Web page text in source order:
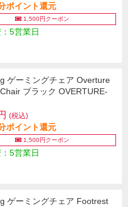
ポイント還元
1,500円クーポン
5営業日
ゲーミングチェア Overture
ブラック OVERTURE-
(税込)
ポイント還元
1,500円クーポン
5営業日
ゲーミングチェア Footrest